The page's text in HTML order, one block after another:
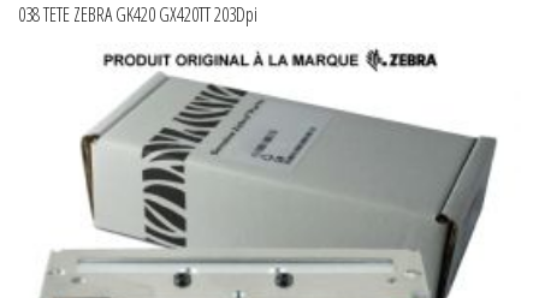
038 TETE ZEBRA GK420 GX420TT 203Dpi